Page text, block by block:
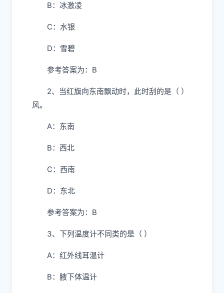
B：冰激凌
C：水银
D：雪碧
参考答案为：B
2、当红旗向东南飘动时，此时刮的是（ ）
风。
A：东南
B：西北
C：西南
D：东北
参考答案为：B
3、下列温度计不同类的是（ ）
A：红外线耳温计
B：腋下体温计